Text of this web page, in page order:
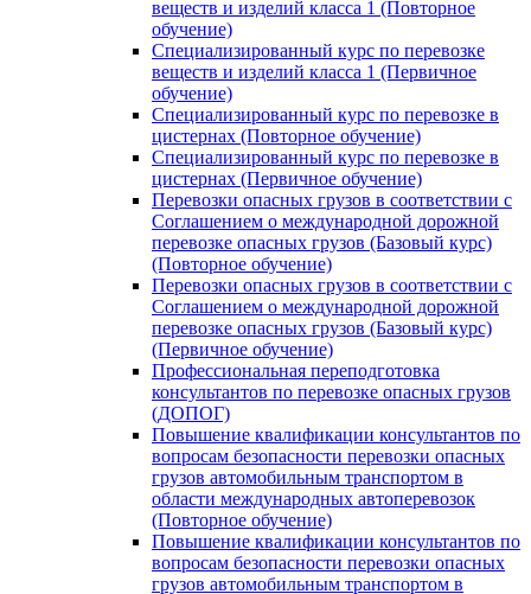
веществ и изделий класса 1 (Повторное
обучение)
Специализированный курс по перевозке
веществ и изделий класса 1 (Первичное
обучение)
Специализированный курс по перевозке в
цистернах (Повторное обучение)
Специализированный курс по перевозке в
цистернах (Первичное обучение)
Перевозки опасных грузов в соответствии с
Соглашением о международной дорожной
перевозке опасных грузов (Базовый курс)
(Повторное обучение)
Перевозки опасных грузов в соответствии с
Соглашением о международной дорожной
перевозке опасных грузов (Базовый курс)
(Первичное обучение)
Профессиональная переподготовка
консультантов по перевозке опасных грузов
(ДОПОГ)
Повышение квалификации консультантов по
вопросам безопасности перевозки опасных
грузов автомобильным транспортом в
области международных автоперевозок
(Повторное обучение)
Повышение квалификации консультантов по
вопросам безопасности перевозки опасных
грузов автомобильным транспортом в